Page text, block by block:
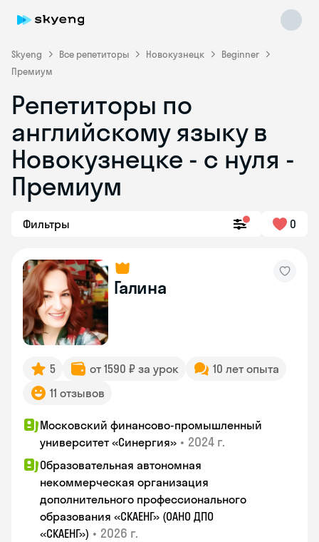
Skyeng Все репетиторы Новокузнецк
Beginner
Премиум
Репетиторы по
английскому языку в
Новокузнецке - с нуля -
Премиум
Фильтры 0
Галина
5 от 1590 ₽ за урок
10 лет опыта
11 отзывов
Московский финансово-промышленный
университет «Синергия» • 2024 г.
Образовательная автономная
некоммерческая организация
дополнительного профессионального
образования «СКАЕНГ» (ОАНО ДПО
«СКАЕНГ») • 2026 г.
Skyeng Chat